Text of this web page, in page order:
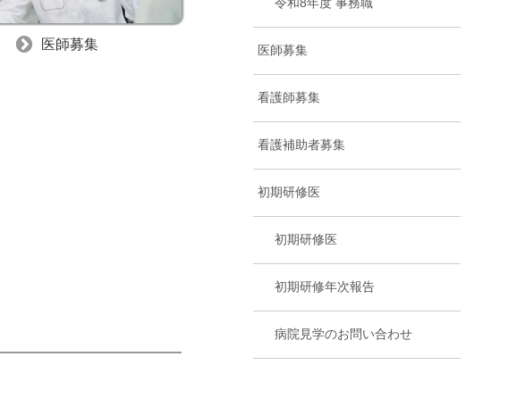
医師募集 医師募集
看護師募集
看護補助者募集
初期研修医
初期研修医
初期研修年次報告
病院見学のお問い合わせ